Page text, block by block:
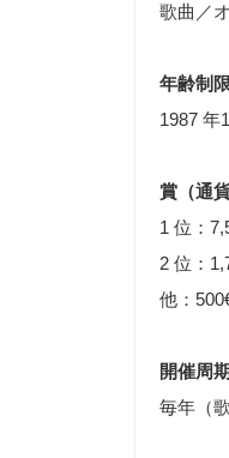
歌曲／
年齢制限
1987 年
賞（通
1 位：
2 位：
他：
開催周期
毎年（